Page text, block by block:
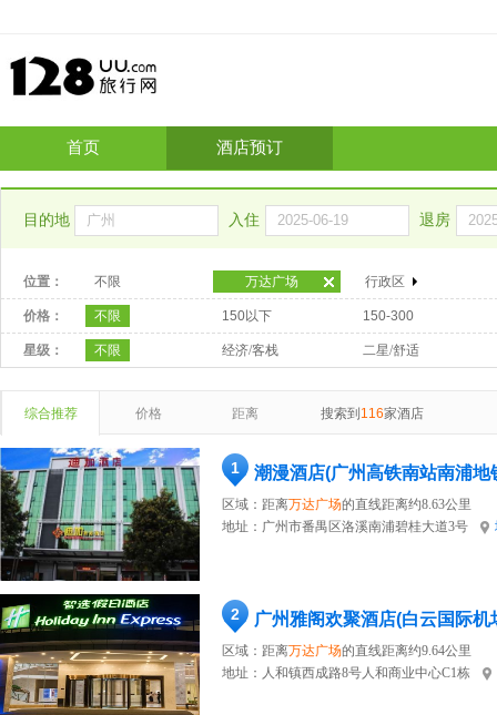
首页 酒店预订
目的地 入住 退房
位置： 不限 万达广场 行政区
价格： 不限 150以下 150-300
星级： 不限 经济/客栈 二星/舒适
综合推荐 价格 距离 搜索到 116家酒店
1 潮漫酒店(广州高铁南站南浦地
区域：距离万达广场的直线距离约8.63公里
地址： 广州市番禺区洛溪南浦碧桂大道3号
2 广州雅阁欢聚酒店(白云国际机
区域：距离万达广场的直线距离约9.64公里
地址： 人和镇西成路8号人和商业中心C1栋